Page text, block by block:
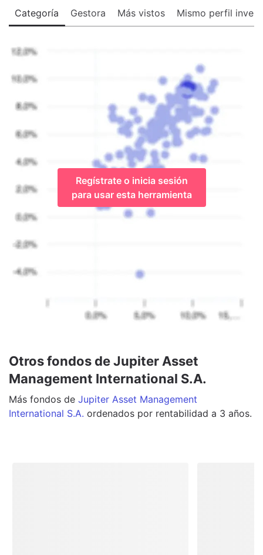
Categoría Gestora Más vistos Mismo perfil
Regístrate o inicia sesión
para usar esta herramienta
Otros fondos de Jupiter Asset
Management International S.A.
Más fondos de Jupiter Asset Management
International S.A. ordenados por rentabilidad a 3 años.